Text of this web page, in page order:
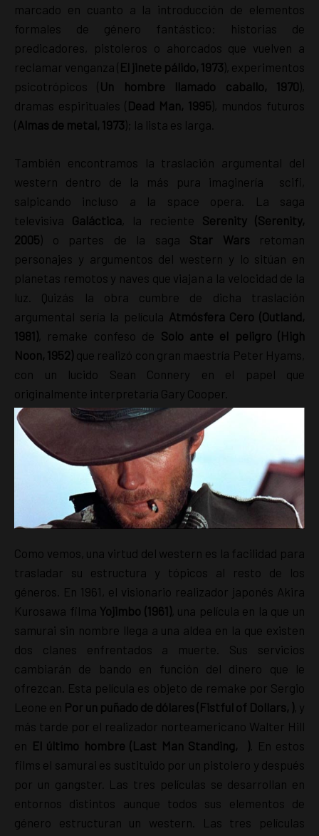
marcado en cuanto a la introducción de elementos
formales de género fantástico: historias de
predicadores, pistoleros o ahorcados que vuelven a
reclamar venganza ( El jinete pálido, 1973), experimentos
psicotrópicos ( Un hombre llamado caballo, 1970),
dramas espirituales ( Dead Man, 1995), mundos futuros
( Almas de metal, 1973); la lista es larga.
También encontramos la traslación argumental del
western dentro de la más pura imaginería scifi,
salpicando incluso a la space opera. La saga
televisiva Galáctica , la reciente Serenity (Serenity,
2005) o partes de la saga Star Wars retoman
personajes y argumentos del western y lo sitúan en
planetas remotos y naves que viajan a la velocidad de la
luz. Quizás la obra cumbre de dicha traslación
argumental sería la película Atmósfera Cero (Outland,
1981) , remake confeso de Solo ante el peligro (High
Noon, 1952) que realizó con gran maestría Peter Hyams,
con un lucido Sean Connery en el papel que
originalmente interpretaría Gary Cooper.
Como vemos, una virtud del western es la facilidad para
trasladar su estructura y tópicos al resto de los
géneros. En 1961, el visionario realizador japonés Akira
Kurosawa filma Yojimbo (1961)
, una película en la que un
samurai sin nombre llega a una aldea en la que existen
dos clanes enfrentados a muerte. Sus servicios
cambiarán de bando en función del dinero que le
ofrezcan. Esta película es objeto de remake por Sergio
Leone en Por un puñado de dólares (Fistful of Dollars, )
, y
más tarde por el realizador norteamericano Walter Hill
en El último hombre (Last Man Standing, )
. En estos
films el samurai es sustituido por un pistolero y después
por un gangster. Las tres películas se desarrollan en
entornos distintos aunque todos sus elementos de
género estructuran un western. Las tres películas